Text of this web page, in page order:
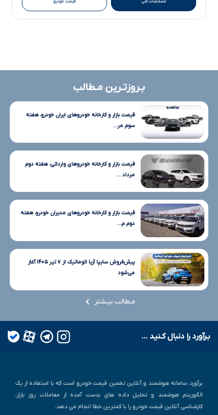
مشخصات فنی قیمت خودرو
بـروزتـرین مـطالب
قیمت بازار و کارخانه خودروهای ایران خودرو، هفته
سوم مر...
قیمت بازار و کارخانه خودروهای وارداتی، هفته دوم
مرداد ...
قیمت بازار و کارخانه خودروهای مدیران خودرو، هفته
دوم م...
پیش‌فروش سایپا آریا اتوماتیک از ۷ تیر ۱۴۰۵ آغاز
می‌شود
مـطالب بیـشتر
بـرآورد را دنبال کـنید ...
برآورد، سامانه هوشمند و آنلاین تخمین قیمت خودرو است که با استفاده از یک
الگوریتم هوشمند و تحلیل داده های بدست آمده از معاملات روز بازار،
کارشناسی آنلاین قیمت خودرو را با کمترین خطا انجام می دهد.